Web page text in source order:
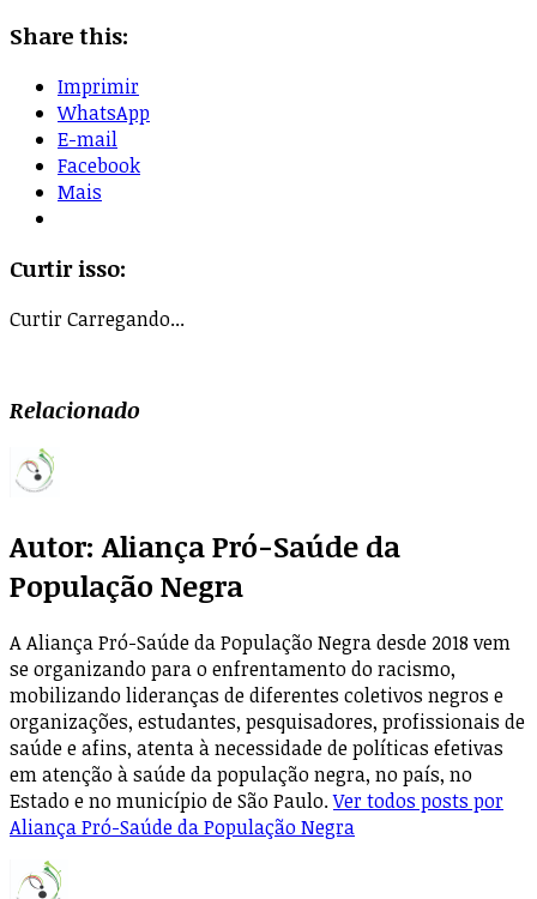
Share this:
Imprimir
WhatsApp
E-mail
Facebook
Mais
Curtir isso:
CurtirCarregando...
Relacionado
Autor: Aliança Pró-Saúde da
População Negra
A Aliança Pró-Saúde da População Negra desde 2018 vem
se organizando para o enfrentamento do racismo,
mobilizando lideranças de diferentes coletivos negros e
organizações, estudantes, pesquisadores, profissionais de
saúde e afins, atenta à necessidade de políticas efetivas
em atenção à saúde da população negra, no país, no
Estado e no município de São Paulo.Ver todos posts por
Aliança Pró-Saúde da População Negra